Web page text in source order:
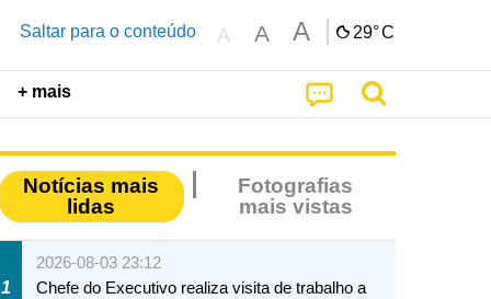
Saltar para o conteúdo A A A 29°C
+ mais
Notícias mais
lidas
Fotografias
mais vistas
1
2026-08-03 23:12
Chefe do Executivo realiza visita de trabalho a